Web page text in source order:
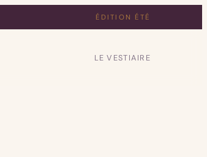
ÉDITION ÉTÉ
LE VESTIAIRE